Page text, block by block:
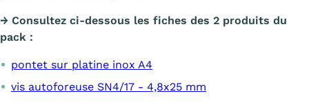
→ Consultez ci-dessous les fiches des 2 produits du
pack :
pontet sur platine inox A4
vis autoforeuse SN4/17 - 4,8x25 mm